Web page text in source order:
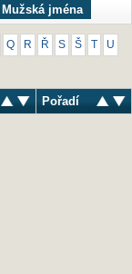
Mužská jména
Q R Ř S Š U
Pořadí